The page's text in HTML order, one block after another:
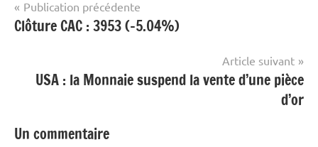
Navigation
de
Publication précédente
Clôture CAC : 3953 (-5.04%)
Article suivant
USA : la Monnaie suspend la vente d’une pièce
d’or
Un commentaire